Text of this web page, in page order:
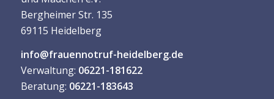
Bergheimer Str. 135
69115 Heidelberg
info@frauennotruf-heidelberg.de
Verwaltung: 06221-181622
Beratung: 06221-183643